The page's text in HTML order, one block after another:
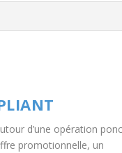
d’une opération
promotionnelle, un